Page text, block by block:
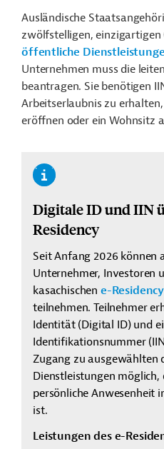
Ausländische
zwölfstelligen, einzigartigen
öffentliche
Unternehmen muss die
beantragen. Sie benötigen
Arbeitserlaubnis zu
eröffnen oder ein Wohnsitz
Digitale ID und IIN
Residency
Seit Anfang 2026 können
Unternehmer, Investoren
kasachischen e-
teilnehmen. Teilnehmer
Identität (Digital ID) und
Identifikationsnummer
Zugang zu ausgewählten
Dienstleistungen möglich,
persönliche Anwesenheit
ist.
Leistungen des e-